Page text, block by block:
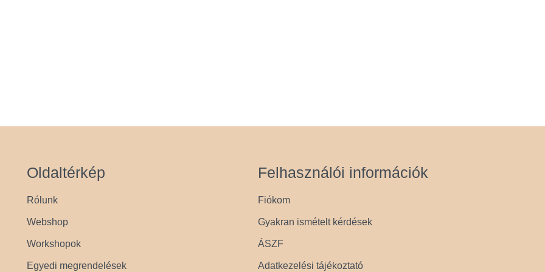
Oldaltérkép
Rólunk
Webshop
Workshopok
Egyedi megrendelések
Felhasználói információk
Fiókom
Gyakran ismételt kérdések
ÁSZF
Adatkezelési tájékoztató